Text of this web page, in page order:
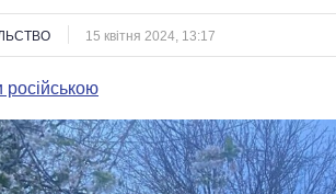
15 квітня 2024, 13:17
російською